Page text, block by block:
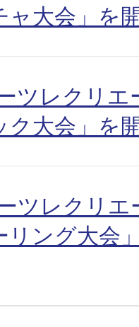
ャ大会」を
ツレクリエ
ク大会」を
ツレクリエ
リング大会